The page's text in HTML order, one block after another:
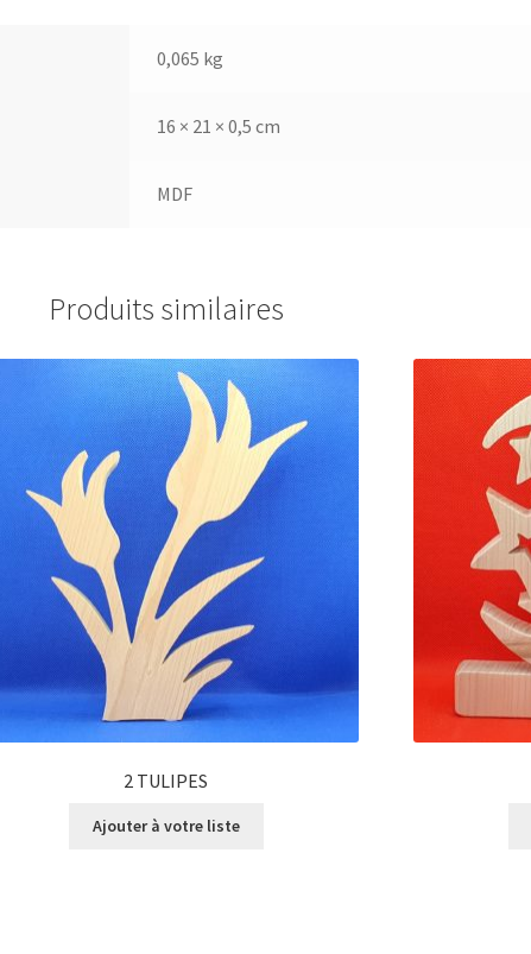
0,065 kg
16 × 21 × 0,5 cm
MDF
Produits similaires
2 TULIPES
Ajouter à votre liste